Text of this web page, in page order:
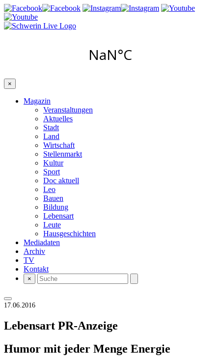
×
Magazin
Veranstaltungen
Aktuelles
Stadt
Land
Wirtschaft
Stellenmarkt
Kultur
Sport
Doc aktuell
Leo
Bauen
Bildung
Lebensart
Leute
Hausgeschichten
Mediadaten
Archiv
TV
Kontakt
×
17.06.2016
Lebensart PR-Anzeige
Humor mit jeder Menge Energie